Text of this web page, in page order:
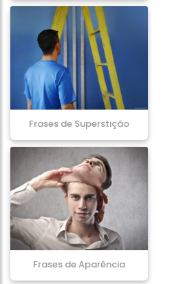
Frases de Superstição
Frases de Aparência